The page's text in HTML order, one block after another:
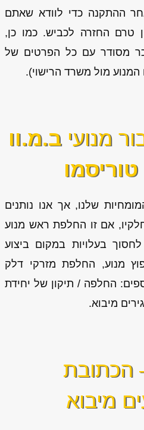
ההתקנה כדי לוודא שאתם
טרם החזרה לכביש. כמו כן,
מסודר עם כל הפרטים של
מול משרד הרישוי).
מנועיב.מ.וו
שלנו, אך אנו נותנים
אם זו החלפת ראש מנוע
בעלויות במקום ביצוע
מנוע, החלפת מזרקי דלק
החלפה / תיקון של יחידת
הכתובת
מיבוא